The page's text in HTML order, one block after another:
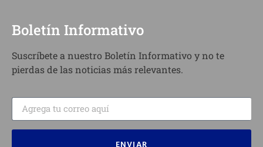
Boletín Informativo
Suscríbete a nuestro Boletín Informativo y no te
pierdas de las noticias más relevantes.
ENVIAR